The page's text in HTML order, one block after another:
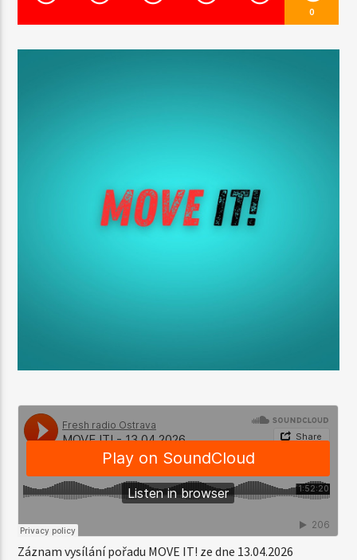
BUD FRESH
14:00
320Kbps MP3
0
Záznam vysílání pořadu MOVE IT! ze dne 13.04.2026